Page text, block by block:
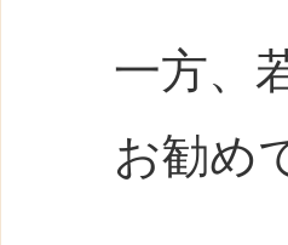
一方、
お勧め